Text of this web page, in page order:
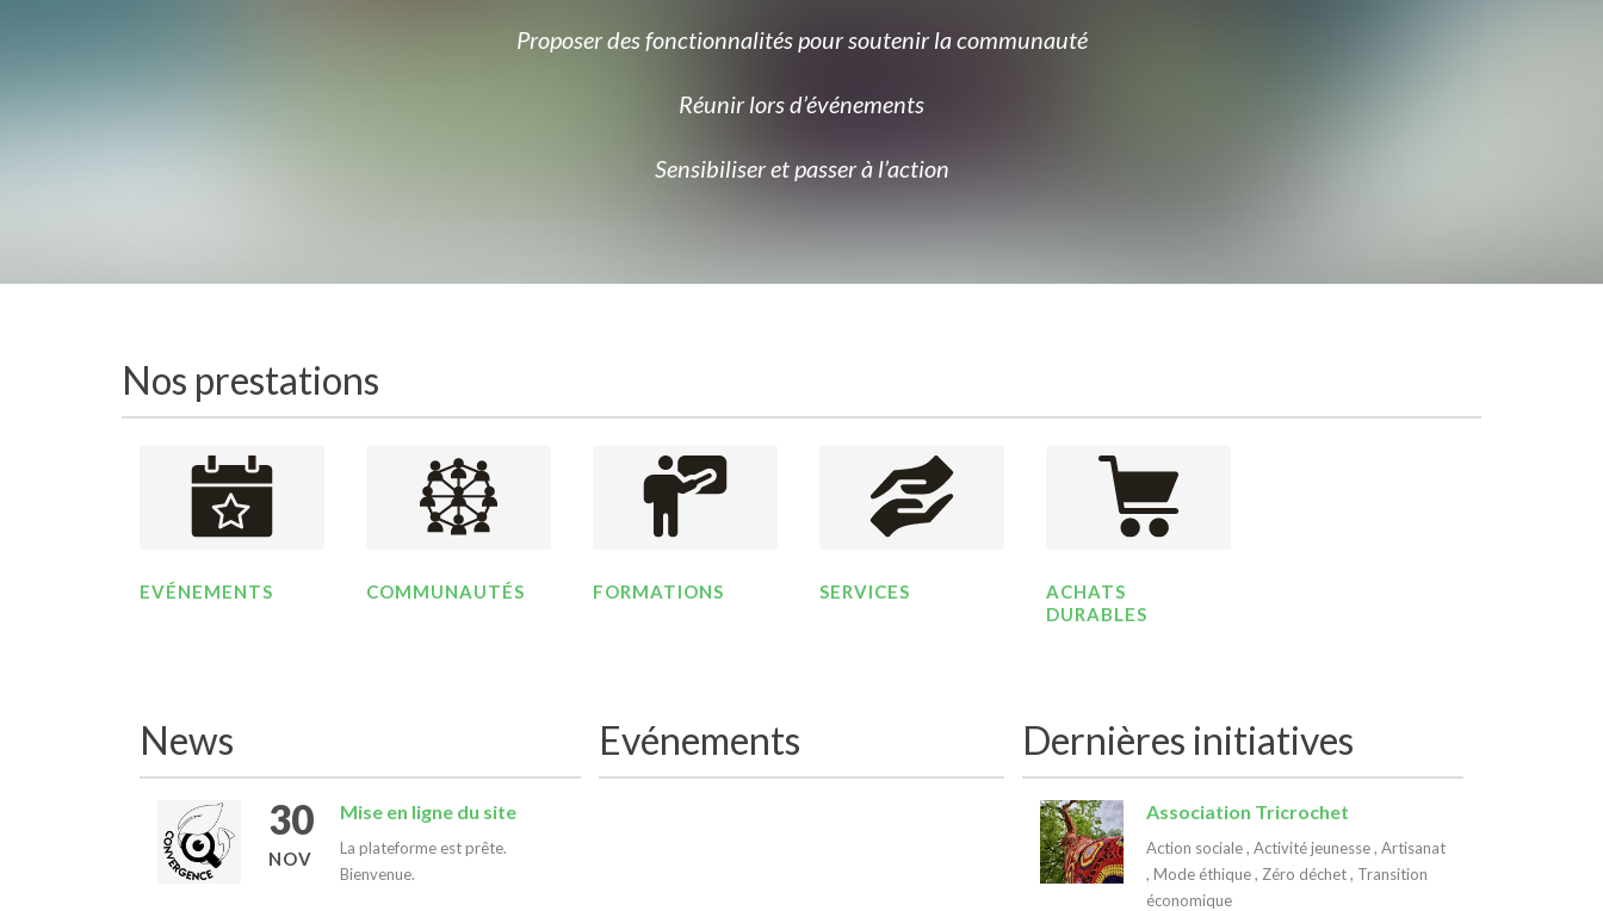
Proposer des fonctionnalités pour soutenir la communauté
Réunir lors d’événements
Sensibiliser et passer à l’action
Nos prestations
EVÉNEMENTS COMMUNAUTÉS FORMATIONS SERVICES
ACHATS
DURABLES
News
30
NOV
Mise en ligne du site
La plateforme est prête.
Bienvenue.
Evénements Dernières initiatives
Association Tricrochet
Action sociale, Activité jeunesse, Artisanat
, Mode éthique, Zéro déchet, Transition
économique